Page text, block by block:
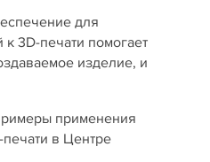
для
3D‑печати помогает
изделие, и
применения
в Центре